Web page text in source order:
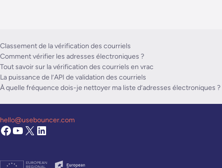
Classement de la vérification des courriels
Comment vérifier les adresses électroniques ?
Tout savoir sur la vérification des courriels en vrac
La puissance de l’API de validation des courriels
À quelle fréquence dois-je nettoyer ma liste d’adresses électroniques ?
hello@usebouncer.com